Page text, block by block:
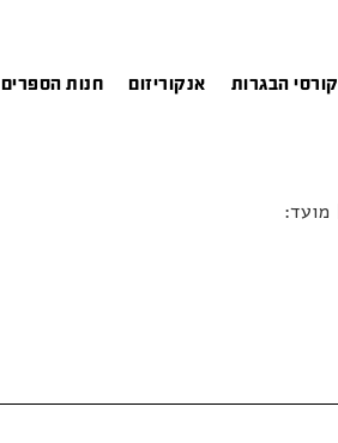
קורסי הבגרות אנקוריזום חנות הספרים